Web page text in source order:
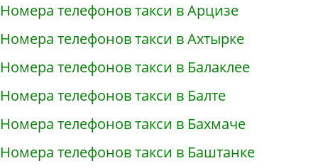
Номера телефонов такси в Арцизе
Номера телефонов такси в Ахтырке
Номера телефонов такси в Балаклее
Номера телефонов такси в Балте
Номера телефонов такси в Бахмаче
Номера телефонов такси в Баштанке